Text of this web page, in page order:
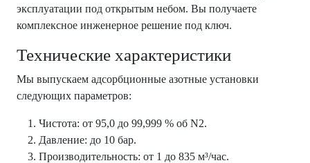
эксплуатации под открытым небом. Вы получаете
комплексное инженерное решение под ключ.
Технические характеристики
Мы выпускаем адсорбционные азотные установки
следующих параметров:
Чистота: от 95,0 до 99,999 % об N2.
Давление: до 10 бар.
Производительность: от 1 до 835 м³/час.